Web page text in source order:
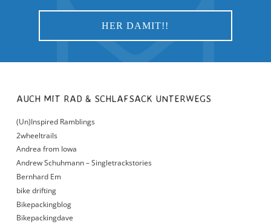
AUCH MIT RAD & SCHLAFSACK UNTERWEGS
(Un)Inspired Ramblings
2wheeltrails
Andrea from Iowa
Andrew Schuhmann – Singletrackstories
Bernhard Em
bike drifting
Bikepackingblog
Bikepackingdave